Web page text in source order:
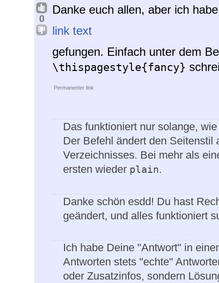
0
Danke euch allen, aber ich
link text
gefungen. Einfach unter dem
\thispagestyle{fancy}
Permanenter link
Das funktioniert nur solange,
Der Befehl ändert den Seitenstil
Verzeichnisses. Bei mehr als
ersten wieder plain.
Danke schön esdd! Du hast
geändert, und alles funktioniert
Ich habe Deine "Antwort" in
Antworten stets "echte"
oder Zusatzinfos, sondern